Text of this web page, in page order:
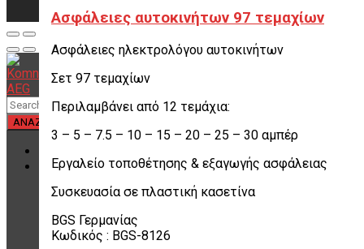
Ασφάλειες αυτοκινήτων 97 τεμαχίων
Ασφάλειες ηλεκτρολόγου αυτοκινήτων
Σετ 97 τεμαχίων
Περιλαμβάνει από 12 τεμάχια:
3 – 5 – 7.5 – 10 – 15 – 20 – 25 – 30 αμπέρ
Εργαλείο τοποθέτησης & εξαγωγής ασφάλειας
Συσκευασία σε πλαστική κασετίνα
BGS Γερμανίας
Κωδικός : BGS-8126
ΚΑΤΗΓΟΡΙΕΣ ΠΡΟΪΟΝΤΩΝ
Αναλώσιμα Είδη Βουλκανιζατέρ
Υλικά Βουλκανισμού
Εργαλεία Βουλκανισμού
Βαλβίδες Ελαστικών
TPMS